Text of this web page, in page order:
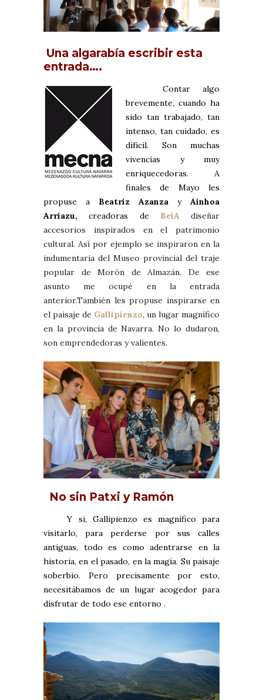
Una algarabía escribir esta
entrada….
Contar algo
brevemente, cuando ha
sido tan trabajado, tan
intenso, tan cuidado, es
difícil. Son muchas
vivencias y muy
enriquecedoras. A
finales de Mayo les
propuse a Beatriz Azanza y Ainhoa
Arriazu,creadoras deBeiA diseñar
accesorios inspirados en el patrimonio
cultural. Así por ejemplo se inspiraron en la
indumentaria del Museo provincial del traje
popular de Morón de Almazán. De ese
asunto me ocupé en la entrada
anterior.También les propuse inspirarse en
el paisaje de Gallipienzo, un lugar magnífico
en la provincia de Navarra. No lo dudaron,
son emprendedoras y valientes.
No sin Patxi y Ramón
Y si, Gallipienzo es magnífico para
visitarlo, para perderse por sus calles
antiguas, todo es como adentrarse en la
historia, en el pasado, en la magia. Su paisaje
soberbio. Pero precisamente por esto,
necesitábamos de un lugar acogedor para
disfrutar de todo ese entorno .